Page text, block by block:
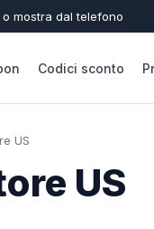
o mostra dal telefono
Codici sconto
US
US